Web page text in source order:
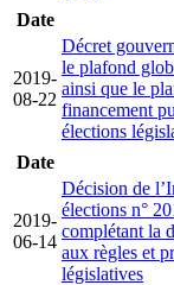
Date
2019-
08-22
Décret
le plafond
ainsi que le
financement
élections
Date
2019-
06-14
Décision de
élections n°
complétant la
aux règles et
législatives